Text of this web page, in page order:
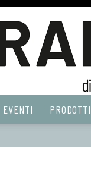
EVENTI PRODOTTI